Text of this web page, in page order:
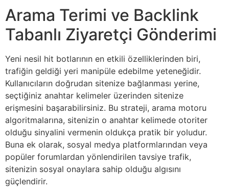
Arama Terimi ve Backlink
Tabanlı Ziyaretçi Gönderimi
Yeni nesil hit botlarının en etkili özelliklerinden biri,
trafiğin geldiği yeri manipüle edebilme yeteneğidir.
Kullanıcıların doğrudan sitenize bağlanması yerine,
seçtiğiniz anahtar kelimeler üzerinden sitenize
erişmesini başarabilirsiniz. Bu strateji, arama motoru
algoritmalarına, sitenizin o anahtar kelimede otoriter
olduğu sinyalini vermenin oldukça pratik bir yoludur.
Buna ek olarak, sosyal medya platformlarından veya
popüler forumlardan yönlendirilen tavsiye trafik,
sitenizin sosyal onaylara sahip olduğu algısını
güçlendirir.